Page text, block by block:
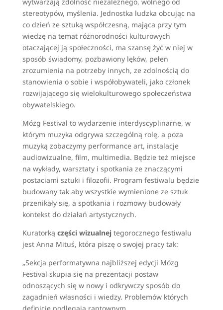
stereotypów, myślenia. Jednostka ludzka obcując na
co dzień ze sztuką współczesną, mająca przy tym
wiedzę na temat różnorodności kulturowych
otaczającej ją społeczności, ma szansę żyć w niej w
sposób świadomy, pozbawiony lęków, pełen
zrozumienia na potrzeby innych, ze zdolnością do
stanowienia o sobie i współobywateli, jako członek
rozwijającego się wielokulturowego społeczeństwa
obywatelskiego.
Mózg Festival to wydarzenie interdyscyplinarne, w
którym muzyka odgrywa szczególną rolę, a poza
muzyką zobaczymy performance art, instalacje
audiowizualne, film, multimedia. Będzie też miejsce
na wykłady, warsztaty i spotkania ze znaczącymi
postaciami sztuki i filozofii. Program festiwalu będzie
budowany tak aby wszystkie wymienione ze sztuk
przenikały się, a spotkania i rozmowy budowały
kontekst do działań artystycznych.
Kuratorką części wizualnejtegorocznego festiwalu
jest Anna Mituś, która piszę o swojej pracy tak:
„Sekcja performatywna najbliższej edycji Mózg
Festival skupia się na prezentacji postaw
odnoszących się w nowy i odkrywczy sposób do
zagadnień własności i wiedzy. Problemów których